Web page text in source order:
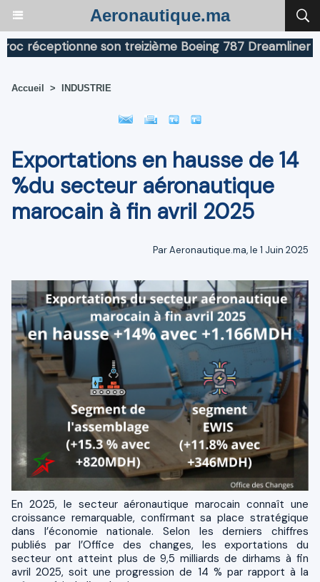
Aeronautique.ma
son treizième Boeing 787 Dreamliner
Accueil > INDUSTRIE
Exportations en hausse de 14
%du secteur aéronautique
marocain à fin avril 2025
Par Aeronautique.ma, le 1 Juin 2025
En 2025, le secteur aéronautique marocain connaît une
croissance remarquable, confirmant sa place stratégique
dans l’économie nationale. Selon les derniers chiffres
publiés par l’Office des changes, les exportations du
secteur ont atteint plus de 9,5 milliards de dirhams à fin
avril 2025, soit une progression de 14 % par rapport à la